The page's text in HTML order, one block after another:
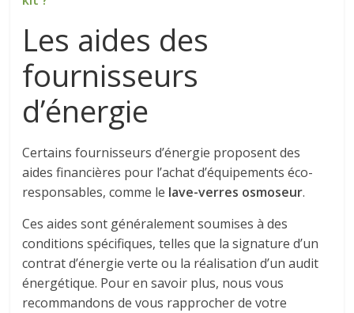
Les aides des
fournisseurs
d’énergie
Certains fournisseurs d’énergie proposent des
aides financières pour l’achat d’équipements éco-
responsables, comme le lave-verres osmoseur.
Ces aides sont généralement soumises à des
conditions spécifiques, telles que la signature d’un
contrat d’énergie verte ou la réalisation d’un audit
énergétique. Pour en savoir plus, nous vous
recommandons de vous rapprocher de votre